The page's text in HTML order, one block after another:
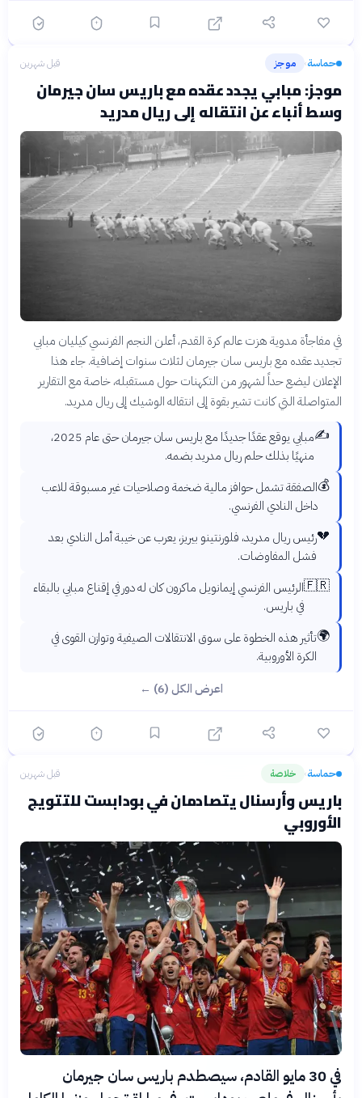
حماسة› موجز قبل شهرين
موجز: مبابي يجدد عقده مع باريس سان جيرمان
وسط أنباء عن انتقاله إلى ريال مدريد
في مفاجأة مدوية هزت عالم كرة القدم، أعلن النجم الفرنسي كيليان مبابي
تجديد عقده مع باريس سان جيرمان لثلاث سنوات إضافية. جاء هذا
الإعلان ليضع حداً لشهور من التكهنات حول مستقبله، خاصة مع التقارير
المتواصلة التي كانت تشير بقوة إلى انتقاله الوشيك إلى ريال مدريد.
✍️
مبابي يوقع عقدًا جديدًا مع باريس سان جيرمان حتى عام 2025،
منهيًا بذلك حلم ريال مدريد بضمه.
💰الصفقة تشمل حوافز مالية ضخمة وصلاحيات غير مسبوقة للاعب
داخل النادي الفرنسي.
💔رئيس ريال مدريد، فلورنتينو بيريز، يعرب عن خيبة أمل النادي بعد
فشل المفاوضات.
🇫🇷الرئيس الفرنسي إيمانويل ماكرون كان له دور في إقناع مبابي بالبقاء
في باريس.
🌍تأثير هذه الخطوة على سوق الانتقالات الصيفية وتوازن القوى في
الكرة الأوروبية.
اعرض الكل (6) ←
حماسة› خلاصة قبل شهرين
باريس وأرسنال يتصادمان في بودابست للتتويج
الأوروبي
في 30 مايو القادم، سيصطدم باريس سان جيرمان